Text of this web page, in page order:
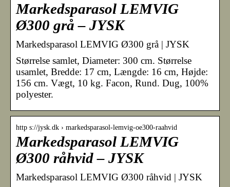
Markedsparasol LEMVIG
Ø300 grå – JYSK
Markedsparasol LEMVIG Ø300 grå | JYSK
Størrelse samlet, Diameter: 300 cm. Størrelse
usamlet, Bredde: 17 cm, Længde: 16 cm, Højde:
156 cm. Vægt, 10 kg. Facon, Rund. Dug, 100%
polyester.
http s://jysk.dk › markedsparasol-lemvig-oe300-raahvid
Markedsparasol LEMVIG
Ø300 råhvid – JYSK
Markedsparasol LEMVIG Ø300 råhvid | JYSK